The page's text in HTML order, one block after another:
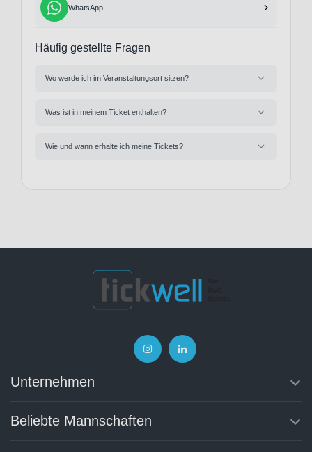
WhatsApp
Häufig gestellte Fragen
Wo werde ich im Veranstaltungsort sitzen?
Was ist in meinem Ticket enthalten?
Wie und wann erhalte ich meine Tickets?
Unternehmen
Beliebte Mannschaften